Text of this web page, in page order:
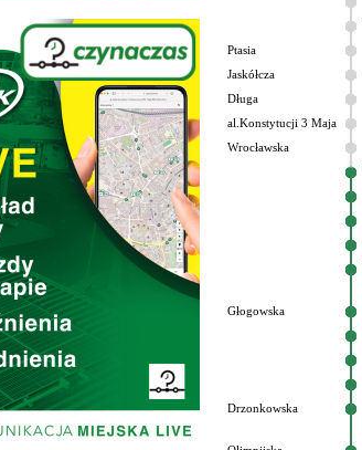
Ptasia
Jaskółcza
Długa
al.Konstytucji 3 Maja
Wrocławska
Głogowska
Drzonkowska